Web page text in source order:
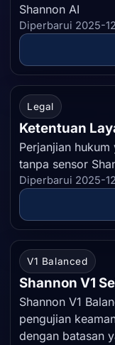
Shannon AI
Diperbarui 2025-
Legal
Ketentuan
Perjanjian
tanpa sensor
Diperbarui 2025-
V1 Balanced
Shannon V1
Shannon V1
pengujian
dengan batasan